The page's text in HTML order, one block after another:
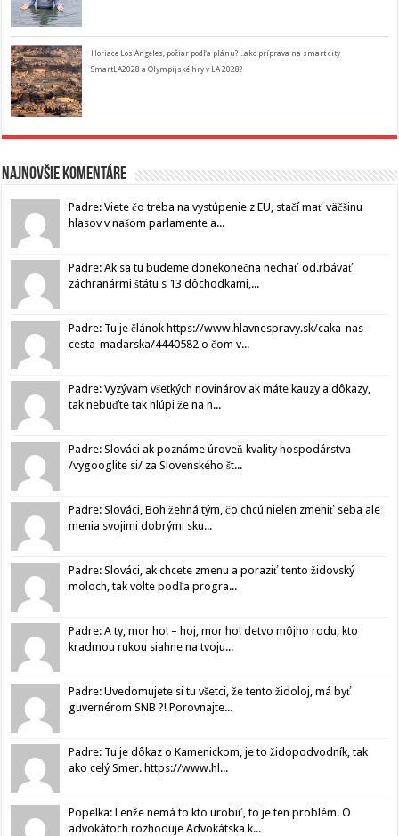
Horiace Los Angeles, požiar podľa plánu? ..ako príprava na smart city
SmartLA2028 a Olympijské hry v LA 2028?
Najnovšie komentáre
Padre: Viete čo treba na vystúpenie z EU, stačí mať väčšinu
hlasov v našom parlamente a...
Padre: Ak sa tu budeme donekonečna nechať od.rbávať
záchranármi štátu s 13 dôchodkami,...
Padre: Tu je článok https://www.hlavnespravy.sk/caka-nas-
cesta-madarska/4440582 o čom v...
Padre: Vyzývam všetkých novinárov ak máte kauzy a dôkazy,
tak nebuďte tak hlúpi že na n...
Padre: Slováci ak poznáme úroveň kvality hospodárstva
/vygooglite si/ za Slovenského št...
Padre: Slováci, Boh žehná tým, čo chcú nielen zmeniť seba ale
menia svojimi dobrými sku...
Padre: Slováci, ak chcete zmenu a poraziť tento židovský
moloch, tak volte podľa progra...
Padre: A ty, mor ho! – hoj, mor ho! detvo môjho rodu, kto
kradmou rukou siahne na tvoju...
Padre: Uvedomujete si tu všetci, že tento židoloj, má byť
guvernérom SNB ?! Porovnajte...
Padre: Tu je dôkaz o Kamenickom, je to židopodvodník, tak
ako celý Smer. https://www.hl...
Popelka: Lenže nemá to kto urobiť, to je ten problém. O
advokátoch rozhoduje Advokátska k...